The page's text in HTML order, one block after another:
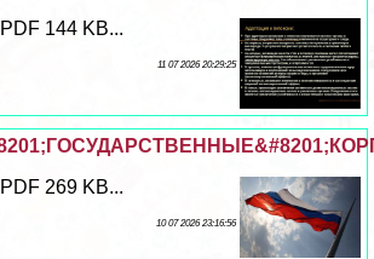
144 KB...
11 07 2026 20:29:25
269 KB...
10 07 2026 23:16:56